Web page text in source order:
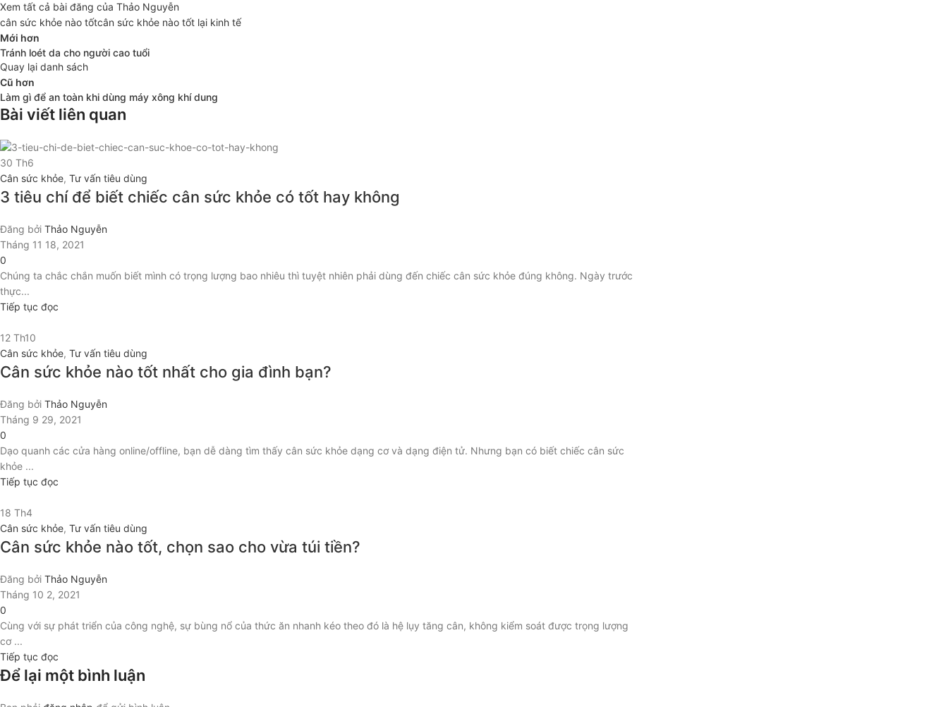
Xem tất cả bài đăng của Thảo Nguyễn
cân sức khỏe nào tốtcân sức khỏe nào tốt lại kinh tế
Mới hơn
Tránh loét da cho người cao tuổi
Quay lại danh sách
Cũ hơn
Làm gì để an toàn khi dùng máy xông khí dung
Bài viết liên quan
30 Th6
Cân sức khỏe, Tư vấn tiêu dùng
3 tiêu chí để biết chiếc cân sức khỏe có tốt hay không
Đăng bởi Thảo Nguyễn
Tháng 11 18, 2021
0
Chúng ta chắc chắn muốn biết mình có trọng lượng bao nhiêu thì tuyệt nhiên phải dùng đến chiếc cân sức khỏe đúng không. Ngày trước
thực...
Tiếp tục đọc
12 Th10
Cân sức khỏe, Tư vấn tiêu dùng
Cân sức khỏe nào tốt nhất cho gia đình bạn?
Đăng bởi Thảo Nguyễn
Tháng 9 29, 2021
0
Dạo quanh các cửa hàng online/offline, bạn dễ dàng tìm thấy cân sức khỏe dạng cơ và dạng điện tử. Nhưng bạn có biết chiếc cân sức
khỏe ...
Tiếp tục đọc
18 Th4
Cân sức khỏe, Tư vấn tiêu dùng
Cân sức khỏe nào tốt, chọn sao cho vừa túi tiền?
Đăng bởi Thảo Nguyễn
Tháng 10 2, 2021
0
Cùng với sự phát triển của công nghệ, sự bùng nổ của thức ăn nhanh kéo theo đó là hệ lụy tăng cân, không kiểm soát được trọng lượng
cơ ...
Tiếp tục đọc
Để lại một bình luận